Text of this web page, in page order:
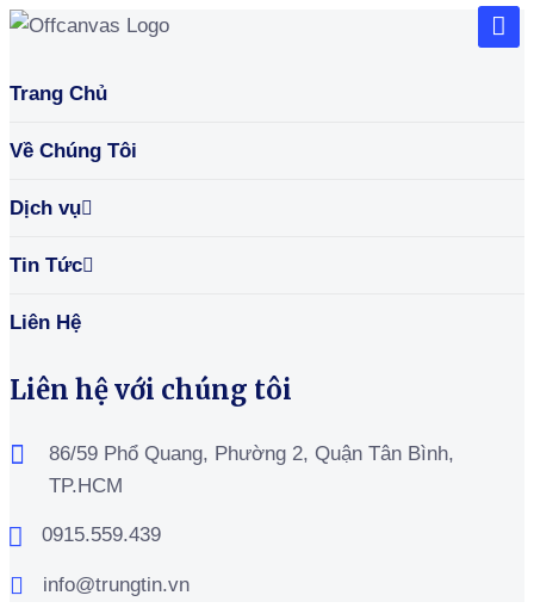
Trang Chủ
Về Chúng Tôi
Dịch vụ
Tin Tức
Liên Hệ
Liên hệ với chúng tôi
86/59 Phổ Quang, Phường 2, Quận Tân Bình,
TP.HCM
0915.559.439
info@trungtin.vn